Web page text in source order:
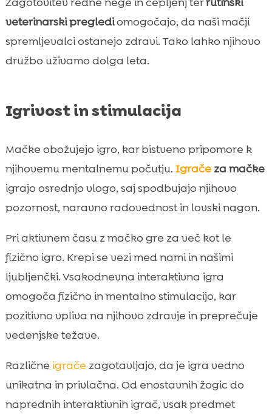
veterinarski preglediomogočajo, da naši mačji
spremljevalci ostanejo zdravi. Tako lahko njihovo
družbo uživamo dolga leta.
Igrivost in stimulacija
Mačke obožujejo igro, kar bistveno pripomore k
njihovemu mentalnemu počutju. Igračeza mačke
igrajo osrednjo vlogo, saj spodbujajo njihovo
pozornost, naravno radovednost in lovski nagon.
Pri aktivnem času z mačko gre za več kot le
fizično igro. Krepi se vezi med nami in našimi
ljubljenčki. Vsakodnevna interaktivna igra
omogoča fizično in mentalno stimulacijo, kar
pozitivno vpliva na njihovo zdravje in preprečuje
vedenjske težave.
Različne igrače zagotavljajo, da je igra vedno
unikatna in privlačna. Od enostavnih žogic do
naprednih interaktivnih igrač, vsak predmet